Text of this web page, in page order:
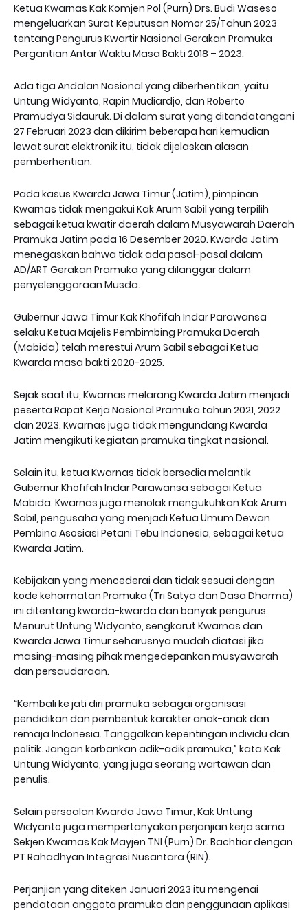
Ketua Kwarnas Kak Komjen Pol (Purn) Drs. Budi Waseso
mengeluarkan Surat Keputusan Nomor 25/Tahun 2023
tentang Pengurus Kwartir Nasional Gerakan Pramuka
Pergantian Antar Waktu Masa Bakti 2018 – 2023.
Ada tiga Andalan Nasional yang diberhentikan, yaitu
Untung Widyanto, Rapin Mudiardjo, dan Roberto
Pramudya Sidauruk. Di dalam surat yang ditandatangani
27 Februari 2023 dan dikirim beberapa hari kemudian
lewat surat elektronik itu, tidak dijelaskan alasan
pemberhentian.
Pada kasus Kwarda Jawa Timur (Jatim), pimpinan
Kwarnas tidak mengakui Kak Arum Sabil yang terpilih
sebagai ketua kwatir daerah dalam Musyawarah Daerah
Pramuka Jatim pada 16 Desember 2020. Kwarda Jatim
menegaskan bahwa tidak ada pasal-pasal dalam
AD/ART Gerakan Pramuka yang dilanggar dalam
penyelenggaraan Musda.
Gubernur Jawa Timur Kak Khofifah Indar Parawansa
selaku Ketua Majelis Pembimbing Pramuka Daerah
(Mabida) telah merestui Arum Sabil sebagai Ketua
Kwarda masa bakti 2020-2025.
Sejak saat itu, Kwarnas melarang Kwarda Jatim menjadi
peserta Rapat Kerja Nasional Pramuka tahun 2021, 2022
dan 2023. Kwarnas juga tidak mengundang Kwarda
Jatim mengikuti kegiatan pramuka tingkat nasional.
Selain itu, ketua Kwarnas tidak bersedia melantik
Gubernur Khofifah Indar Parawansa sebagai Ketua
Mabida. Kwarnas juga menolak mengukuhkan Kak Arum
Sabil, pengusaha yang menjadi Ketua Umum Dewan
Pembina Asosiasi Petani Tebu Indonesia, sebagai ketua
Kwarda Jatim.
Kebijakan yang mencederai dan tidak sesuai dengan
kode kehormatan Pramuka (Tri Satya dan Dasa Dharma)
ini ditentang kwarda-kwarda dan banyak pengurus.
Menurut Untung Widyanto, sengkarut Kwarnas dan
Kwarda Jawa Timur seharusnya mudah diatasi jika
masing-masing pihak mengedepankan musyawarah
dan persaudaraan.
“Kembali ke jati diri pramuka sebagai organisasi
pendidikan dan pembentuk karakter anak-anak dan
remaja Indonesia. Tanggalkan kepentingan individu dan
politik. Jangan korbankan adik-adik pramuka,” kata Kak
Untung Widyanto, yang juga seorang wartawan dan
penulis.
Selain persoalan Kwarda Jawa Timur, Kak Untung
Widyanto juga mempertanyakan perjanjian kerja sama
Sekjen Kwarnas Kak Mayjen TNI (Purn) Dr. Bachtiar dengan
PT Rahadhyan Integrasi Nusantara (RIN).
Perjanjian yang diteken Januari 2023 itu mengenai
pendataan anggota pramuka dan penggunaan aplikasi